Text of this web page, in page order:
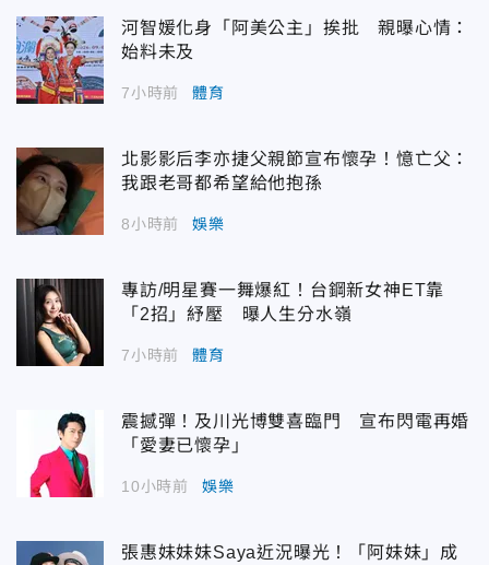
河智媛化身「阿美公主」挨批 親曝心情：
始料未及
7小時前 體育
北影影后李亦捷父親節宣布懷孕！憶亡父：
我跟老哥都希望給他抱孫
8小時前 娛樂
專訪/明星賽一舞爆紅！台鋼新女神ET靠
「2招」紓壓 曝人生分水嶺
7小時前 體育
震撼彈！及川光博雙喜臨門 宣布閃電再婚
「愛妻已懷孕」
10小時前 娛樂
張惠妹妹妹Saya近況曝光！「阿妹妹」成